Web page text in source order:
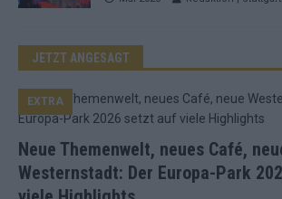
JETZT ANGESAGT
Neue Themenwelt, neues Café,
Westernstadt: Der Europa-Park
EXTRA